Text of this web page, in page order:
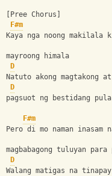
[Pree Chorus]
F#m
Kaya nga noong makilala
mayroong himala
D
Natuto akong magtakong
D
pagsuot ng bestidang pula
F#m
Pero di mo naman inasam
magbabagong tuluyan para
D
Walang matigas na